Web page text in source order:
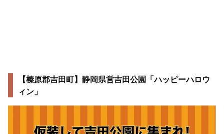
【榛原郡吉田町】静岡県営吉田公園「ハッピーハロウ
ィン」